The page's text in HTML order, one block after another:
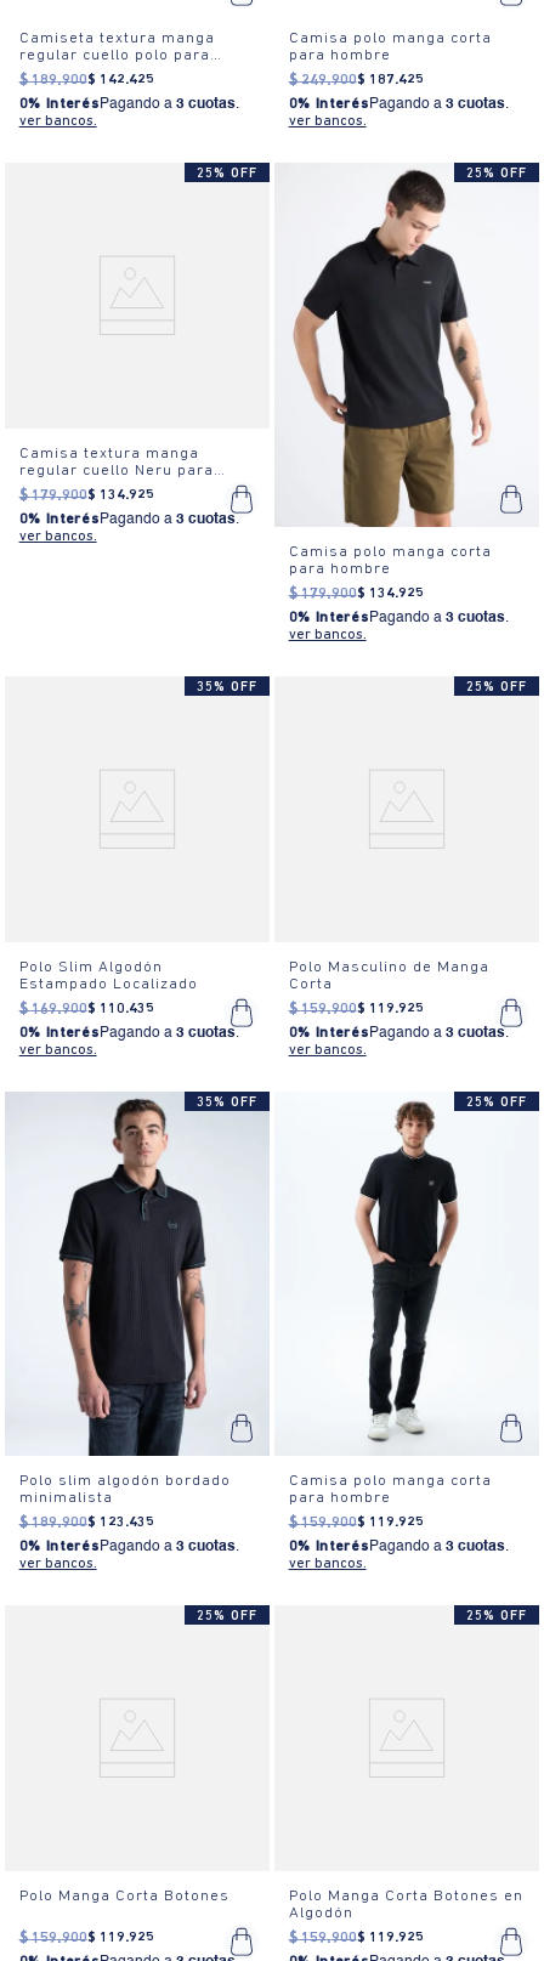
Camiseta textura manga
regular cuello polo para
hombre
$ 189.900$ 142.425
0% Interés Pagando a 3 cuotas.
ver bancos.
Camisa polo manga corta
para hombre
$ 249.900$ 187.425
0% Interés Pagando a 3 cuotas.
ver bancos.
25% OFF
Camisa textura manga
regular cuello Neru para
hombre
$ 179.900$ 134.925
0% Interés Pagando a 3 cuotas.
ver bancos.
25% OFF
Camisa polo manga corta
para hombre
$ 179.900$ 134.925
0% Interés Pagando a 3 cuotas.
ver bancos.
35% OFF
Polo Slim Algodón
Estampado Localizado
$ 169.900$ 110.435
0% Interés Pagando a 3 cuotas.
ver bancos.
25% OFF
Polo Masculino de Manga
Corta
$ 159.900$ 119.925
0% Interés Pagando a 3 cuotas.
ver bancos.
35% OFF
Polo slim algodón bordado
minimalista
$ 189.900$ 123 .435
0% Interés Pagando a 3 cuotas.
ver bancos.
25% OFF
Camisa polo manga corta
para hombre
$ 159.900$ 119.925
0% Interés Pagando a 3 cuotas.
ver bancos.
25% OFF
Polo Manga Corta Botones
$ 159.900$ 119.925
25% OFF
Polo Manga Corta Botones en
Algodón
$ 159.900$ 119.925